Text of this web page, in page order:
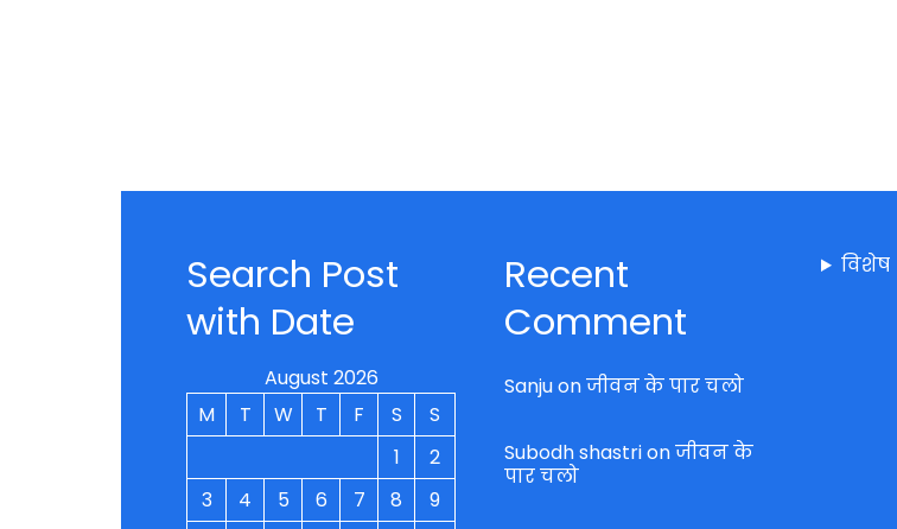
Search Post
with Date
August 2026
M
T W T F S
S
1
2
3
4 5 6 7 8 9
Recent
Comment
Sanjuonजीवन के पार चलो
Subodh shastrionजीवन के
पार चलो
विशेष